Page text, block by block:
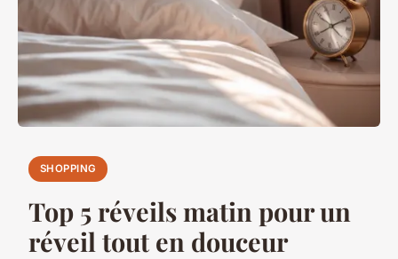
SHOPPING
Top 5 réveils matin pour un
réveil tout en douceur